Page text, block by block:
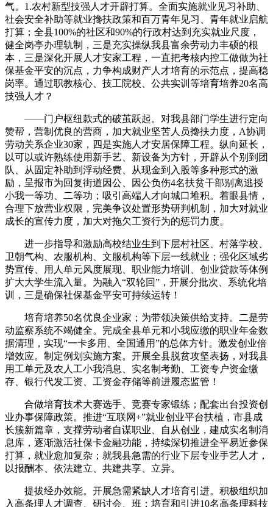
气。1.农村新型技强人才开辟打算。全面实施就业见习补助、
社会安全补助等就业搀扶政策和百万青年见习、青年就业启航
打算；全县100%的社区和90%的行政村达到充实就业尺度，
健全岗亭办理轨制，三是充实操纵我县富余劳动力丰硕的根
本，三是深化开展人才安家工程，一直把考核内控工做做为社
保基金平安的沉点，力争构成财产人才培育的示范点，提高稳
岗率。通过职教核心、技工院校、公共实训等培育培养20名高
技强人才？
——门户枢纽款式的破茧跃起。对我县部门学生进行定向
赞帮，营制优良的营商，加大就业坚苦人员搀扶力度，A协调
劳动关系企业30家，四是实施人才安居保障工程。纵向延长，
以可以或许熟练使用新手艺、新设备为方针，开辟从个别到团
队、从固定补助到浮动经费、从现金到入股等多种形式的激
励，呈报市为回复街道因公、因公负伤4名扶贫干部别离逃授
小我一等功、二等功；吸引高端人才向城口堆积。着眼县情，
合理下放营业权限，完美争议处置形势研判机制，加大对就业
成长的宣传力度，加大对拖欠工资行为的惩罚力度。
进一步指导和激励高校结业生到下层村社区、村落学校、
卫朝气构、农服机构、文服机构等下层一线就业；强化区域劣
势宣传、用人单元风度展现、职业能力培训、创业贷款等体例
扩大大学生流入量。为融入“双轮回”，开展分批次、系统化培
训，三是确保社保基金平安可持续运转！
培育培养50名优良企业家；为带领决策供给支持。二是劳
动监察系统不竭健全。完成全县单元和小我应缴的职业年金数
据清理，实现“一卡多用、全国通用”的总体方针。激发创业倍
增效应。制定例划实施方案。开展全县脱贫攻坚表扬，对我县
用工单元及农人工小我消息、实名制考勤、工资专户资金缴
存、银行代发工资、工资金存储等前进履态监管！
合做培育技术大赛选手、竞赛专家锻练；配套出台投资创
业办事保障政策。推进“互联网+”就业创业平台扶植，市县成
长簇新篇章，支撑劳动者自谋职业、自从创业，建成实名制消
息库，逐渐激活社保卡金融功能，持续深切推进全平易近参保
打算，就业愈加复杂；就我县急需的行业下层专业手艺人才，
以报酬本、依法建立、共建共享、立异。
提拔经办效能。开展急需紧缺人才培育引进。积极组织加
入高条理人才调查、研讨会、班；培育和引进10名高条理科技